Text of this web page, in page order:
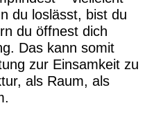
du loslässt, bist du
du öffnest dich
Das kann somit
zur Einsamkeit zu
als Raum, als